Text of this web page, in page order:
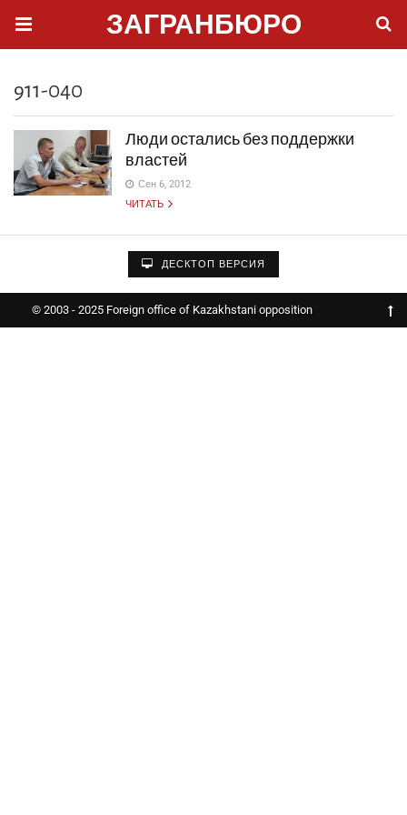
ЗАГРАНБЮРО
911-040
Люди остались без поддержки
властей
Сен 6, 2012
ЧИТАТЬ
ДЕСКТОП ВЕРСИЯ
© 2003 - 2025 Foreign office of Kazakhstani opposition